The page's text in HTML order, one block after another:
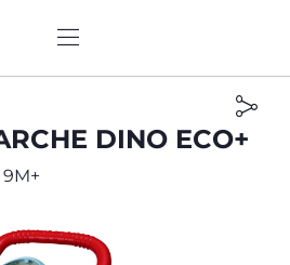
DINO ECO+